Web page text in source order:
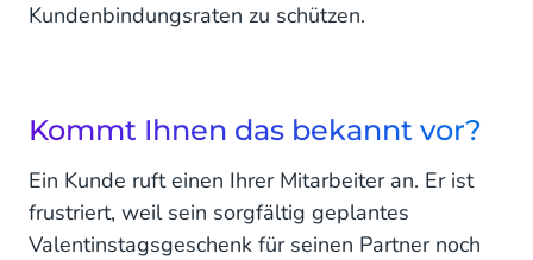
Spiegeln Sie ihre Erfahrungen zurück
formulieren
meistern wie ein Profi
Kundenbindungsraten zu schützen.
Kommt Ihnen das bekannt vor?
Ein Kunde ruft einen Ihrer Mitarbeiter an. Er ist
frustriert, weil sein sorgfältig geplantes
Valentinstagsgeschenk für seinen Partner noch